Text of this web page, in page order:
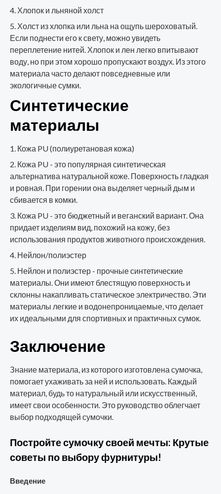
Хлопок и льняной холст
Холст из хлопка или льна на ощупь шероховатый.
Если поднести его к свету, можно увидеть
переплетение нитей. Хлопок и лен легко впитывают
воду, но при этом хорошо пропускают воздух. Из этого
материала часто делают повседневные или
экологичные сумки.
Синтетические
материалы
Кожа PU (полиуретановая кожа)
Кожа PU - это популярная синтетическая
альтернатива натуральной коже. Поверхность гладкая
и ровная. При горении она выделяет черный дым и
сбивается в комки.
Кожа PU - это бюджетный и веганский вариант. Она
придает изделиям вид, похожий на кожу, без
использования продуктов животного происхождения.
Нейлон/полиэстер
Нейлон и полиэстер - прочные синтетические
материалы. Они имеют блестящую поверхность и
склонны накапливать статическое электричество. Эти
материалы легкие и водонепроницаемые, что делает
их идеальными для спортивных и практичных сумок.
Заключение
Знание материала, из которого изготовлена сумочка,
помогает ухаживать за ней и использовать. Каждый
материал, будь то натуральный или искусственный,
имеет свои особенности. Это руководство облегчает
выбор подходящей сумочки.
Постройте сумочку своей мечты: Крутые
советы по выбору фурнитуры!
Введение